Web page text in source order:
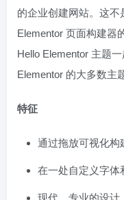
的企业创建网站。这
Elementor 页面构建器
Hello Elementor 主题
Elementor 的大多数主
特征
通过拖放可视化构
在一处自定义字体
现代、专业的设计